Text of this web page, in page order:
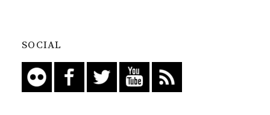
SOCIAL